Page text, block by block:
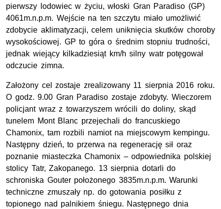
pierwszy lodowiec w życiu, włoski Gran Paradiso (GP)
4061m.n.p.m. Wejście na ten szczytu miało umożliwić
zdobycie aklimatyzacji, celem uniknięcia skutków choroby
wysokościowej. GP to góra o średnim stopniu trudności,
jednak wiejący kilkadziesiąt km/h silny watr potęgował
odczucie zimna.
Założony cel zostaje zrealizowany 11 sierpnia 2016 roku.
O godz. 9.00 Gran Paradiso zostaje zdobyty. Wieczorem
policjant wraz z towarzyszem wrócili do doliny, skąd
tunelem Mont Blanc przejechali do francuskiego
Chamonix, tam rozbili namiot na miejscowym kempingu.
Następny dzień, to przerwa na regenerację sił oraz
poznanie miasteczka Chamonix – odpowiednika polskiej
stolicy Tatr, Zakopanego. 13 sierpnia dotarli do
schroniska Gouter położonego 3835m.n.p.m. Warunki
techniczne zmuszały np. do gotowania posiłku z
topionego nad palnikiem śniegu. Następnego dnia